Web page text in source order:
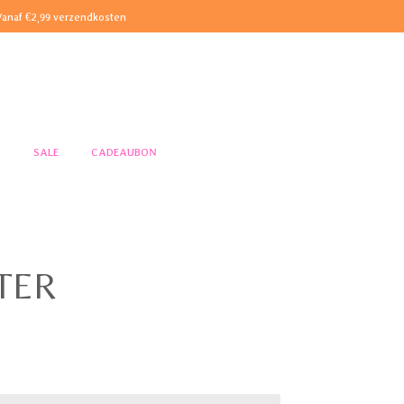
€2,99 verzendkosten
SALE CADEAUBON